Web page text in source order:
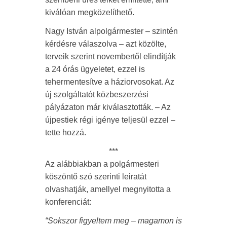
kiválóan megközelíthető.
Nagy István alpolgármester – szintén
kérdésre válaszolva – azt közölte,
terveik szerint novembertől elindítják
a 24 órás ügyeletet, ezzel is
tehermentesítve a háziorvosokat. Az
új szolgáltatót közbeszerzési
pályázaton már kiválasztották. – Az
újpestiek régi igénye teljesül ezzel –
tette hozzá.
***
Az alábbiakban a polgármesteri
köszöntő szó szerinti leiratát
olvashatják, amellyel megnyitotta a
konferenciát:
“Sokszor figyeltem meg – magamon is